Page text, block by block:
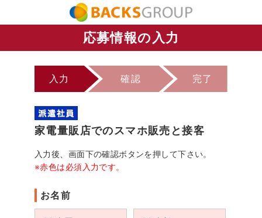
応募情報の入力
入力 確認 完了
家電量販店でのスマホ販売と接客
入力後、画面下の確認ボタンを押して下さい。
※赤色は必須入力です。
お名前